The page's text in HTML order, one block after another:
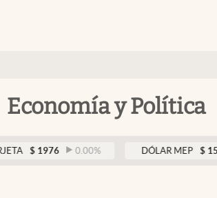
Economía y Política
1976 0.00% DÓLAR MEP $ 1521,52